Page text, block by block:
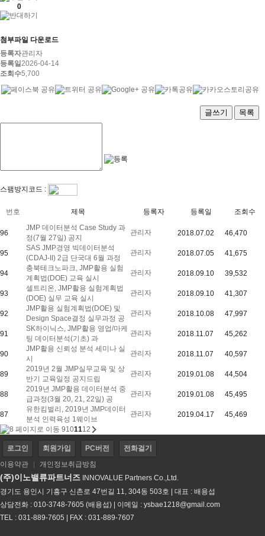
0
첨부파일 다운로드
등록자관리자
등록일2026-04-14
조회수5,700
글쓰기 목록
스팸방지코드 :
번호 제목 등록자 등록일 조회수
96
JMP 데이터분석 Case Study 과
정(7월 27일) 공지
관리자 2018.07.02 46,470
95
SAS JMP경영 빅데이터분석
(CDAJ-II) 2급 단국대 6월 과정
관리자 2018.07.05 41,675
94
충북테크노파크, JMP활용 실험
계획법(DOE) 교육 실시
관리자 2018.09.10 39,532
93
셀트리온, JMP활용 실험계획법
(DOE) 실무 교육 실시
관리자 2018.09.10 41,307
92
JMP활용 실험계획법(DOE) 및
Design Space결정 실무과정 공
관리자 2018.10.08 47,997
91
SK하이닉스, JMP활용 영업/마케
팅 데이터분석(기초) 과
관리자 2018.11.07 45,262
90
JMP활용 신뢰성 분석 세미나 실
시
관리자 2018.11.07 40,597
89
2019년 2월 JMP실무교육 및 상
반기 교육일정 공지드립
관리자 2019.01.08 44,504
88
2019년 JMP활용 데이터분석 중
급과정(3월 20, 21, 22일) 공
관리자 2019.01.08 45,495
87
유한킴벌리, 2019년 JMP데이터
분석 인력육성 1웨이브
관리자 2019.04.17
45,469
9101112
로그인 회원가입 PC버전
전화걸기
이용약관
개인정보취급방침
(주)이노밸류파트너즈 INNOVALUE Partners Co.,Ltd.
경기도 용인시 기흥구 신촌로 47번길 11, 304동 503호 | 대표 : 배용섭
상담전화 : 010-3748-7605 (배용섭) | 이메일 : ysbae1218@gmail.com
TEL : 031-889-7605 | FAX : 031-889-7607